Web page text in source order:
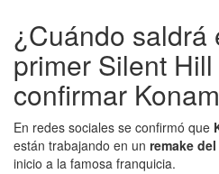
¿Cuándo saldrá
primer Silent
confirmar
En redes sociales se confirmó que
están trabajando en un remake
inicio a la famosa franquicia.